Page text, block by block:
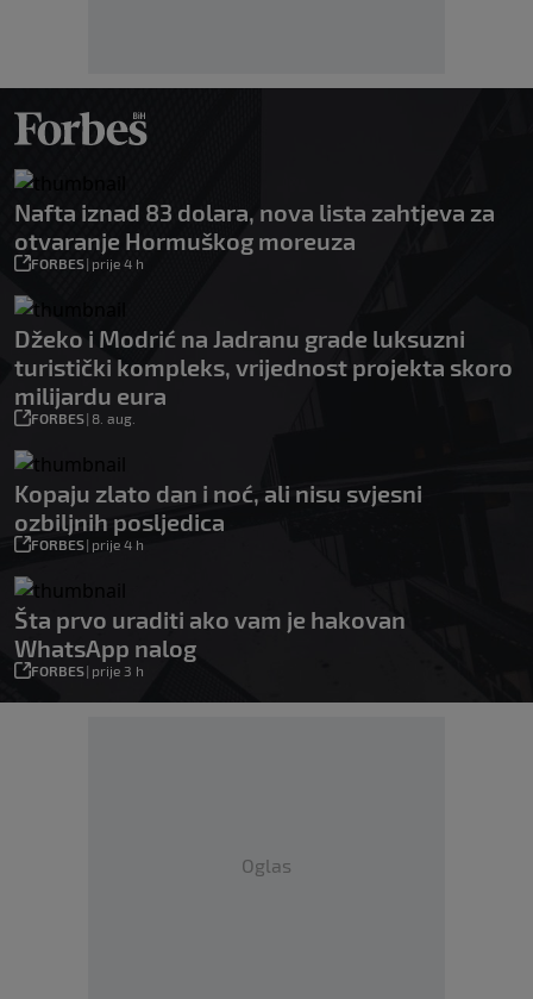
Nafta iznad 83 dolara, nova lista zahtjeva za
otvaranje Hormuškog moreuza
FORBES| prije 4 h
Džeko i Modrić na Jadranu grade luksuzni
turistički kompleks, vrijednost projekta skoro
milijardu eura
FORBES| 8. aug.
Kopaju zlato dan i noć, ali nisu svjesni
ozbiljnih posljedica
FORBES| prije 4 h
Šta prvo uraditi ako vam je hakovan
WhatsApp nalog
FORBES| prije 3 h
Oglas